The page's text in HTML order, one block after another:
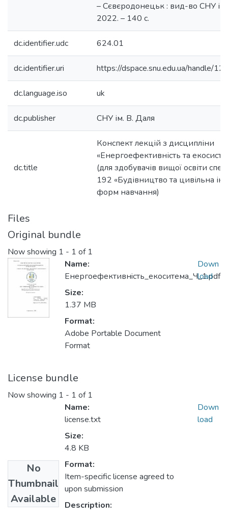
– Сєвєродонецьк : вид-во СНУ
2022. – 140 с.
dc.identifier.udc 624.01
dc.identifier.uri https://dspace.snu.edu.ua/handle/
dc.language.iso uk
dc.publisher СНУ ім. В. Даля
dc.title
Конспект лекцій з дисципліни
«Енергоефективність та
(для здобувачів вищої освіти
192 «Будівництво та цивільна
форм навчання)
Files
Original bundle
Now showing 1 - 1 of 1
Name:
Енергоефективнiсть_екоситема_Ч_1.pdf
Size:
1.37 MB
Format:
Adobe Portable Document
Format
Down
load
License bundle
Now showing 1 - 1 of 1
No
Thumbnail
Available
Name:
license.txt
Size:
4.8 KB
Format:
Item-specific license agreed to
upon submission
Description:
Down
load